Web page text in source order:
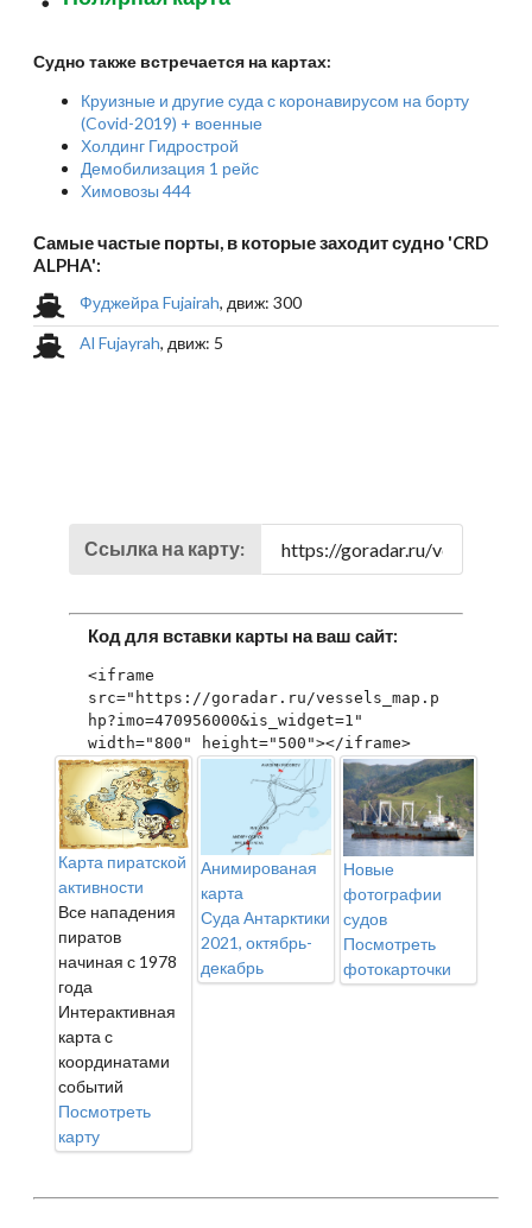
Судно также встречается на картах:
Круизные и другие суда с коронавирусом на борту
(Covid-2019) + военные
Холдинг Гидрострой
Демобилизация 1 рейс
Химовозы 444
Самые частые порты, в которые заходит судно 'CRD
ALPHA':
Фуджейра Fujairah, движ: 300
Al Fujayrah, движ: 5
Ссылка на карту:
Код для вставки карты на ваш сайт:
<iframe
src="https://goradar.ru/vessels_map.p
hp?imo=470956000&is_widget=1"
width="800" height="500"></iframe>
Карта пиратской
активности
Все нападения
пиратов
начиная с 1978
года
Интерактивная
карта с
координатами
событий
Посмотреть
карту
Анимированая
карта
Суда Антарктики
2021, октябрь-
декабрь
Новые
фотографии
судов
Посмотреть
фотокарточки